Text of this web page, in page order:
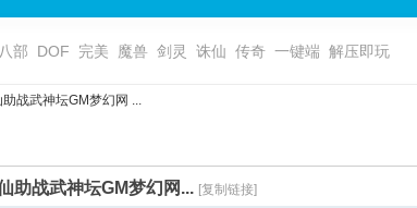
部 DOF 完美 魔兽 剑灵 诛仙 传奇 一键端 解压即玩
战武神坛GM梦幻网 ...
助战武神坛GM梦幻网... [复制链接]